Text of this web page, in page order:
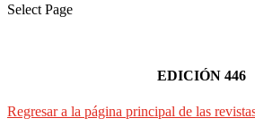
Select Page
EDICIÓN 446
Regresar a la página principal de las